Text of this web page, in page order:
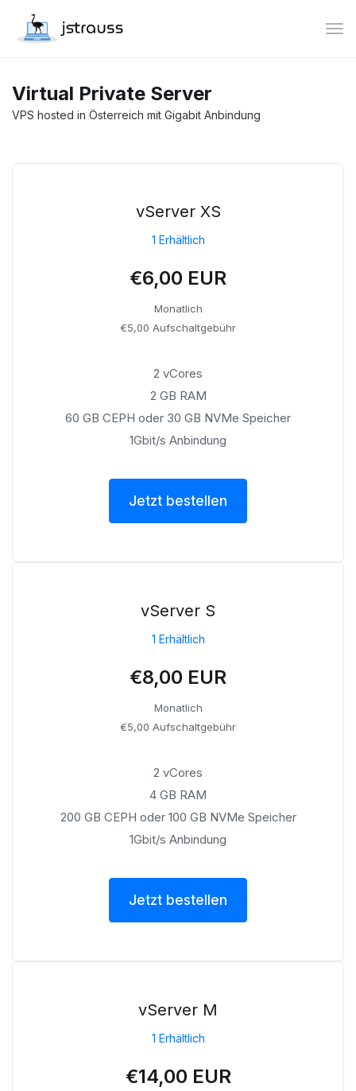
Virtual Private Server
VPS hosted in Österreich mit Gigabit Anbindung
vServer XS
1 Erhältlich
€6,00 EUR
Monatlich
€5,00 Aufschaltgebühr
2 vCores
2 GB RAM
60 GB CEPH oder 30 GB NVMe Speicher
1Gbit/s Anbindung
Jetzt bestellen
vServer S
1 Erhältlich
€8,00 EUR
Monatlich
€5,00 Aufschaltgebühr
2 vCores
4 GB RAM
200 GB CEPH oder 100 GB NVMe Speicher
1Gbit/s Anbindung
Jetzt bestellen
vServer M
1 Erhältlich
€14,00 EUR